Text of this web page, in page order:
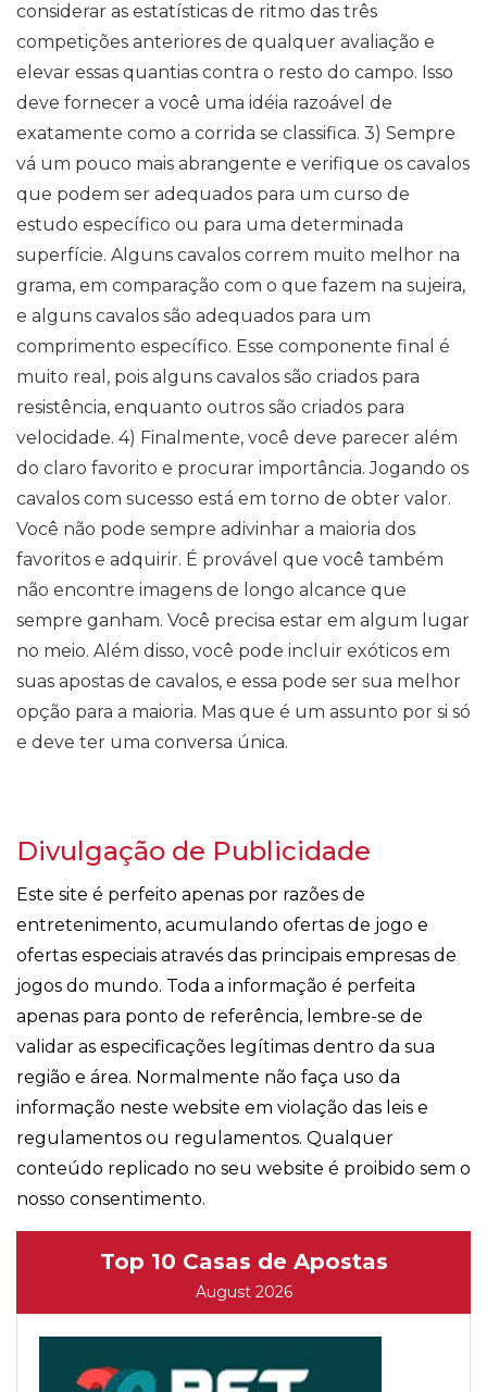
considerar as estatísticas de ritmo das três
competições anteriores de qualquer avaliação e
elevar essas quantias contra o resto do campo. Isso
deve fornecer a você uma idéia razoável de
exatamente como a corrida se classifica. 3) Sempre
vá um pouco mais abrangente e verifique os cavalos
que podem ser adequados para um curso de
estudo específico ou para uma determinada
superfície. Alguns cavalos correm muito melhor na
grama, em comparação com o que fazem na sujeira,
e alguns cavalos são adequados para um
comprimento específico. Esse componente final é
muito real, pois alguns cavalos são criados para
resistência, enquanto outros são criados para
velocidade. 4) Finalmente, você deve parecer além
do claro favorito e procurar importância. Jogando os
cavalos com sucesso está em torno de obter valor.
Você não pode sempre adivinhar a maioria dos
favoritos e adquirir. É provável que você também
não encontre imagens de longo alcance que
sempre ganham. Você precisa estar em algum lugar
no meio. Além disso, você pode incluir exóticos em
suas apostas de cavalos, e essa pode ser sua melhor
opção para a maioria. Mas que é um assunto por si só
e deve ter uma conversa única.
Divulgação de Publicidade
Este site é perfeito apenas por razões de
entretenimento, acumulando ofertas de jogo e
ofertas especiais através das principais empresas de
jogos do mundo. Toda a informação é perfeita
apenas para ponto de referência, lembre-se de
validar as especificações legítimas dentro da sua
região e área. Normalmente não faça uso da
informação neste website em violação das leis e
regulamentos ou regulamentos. Qualquer
conteúdo replicado no seu website é proibido sem o
nosso consentimento.
Top 10 Casas de Apostas
August 2026